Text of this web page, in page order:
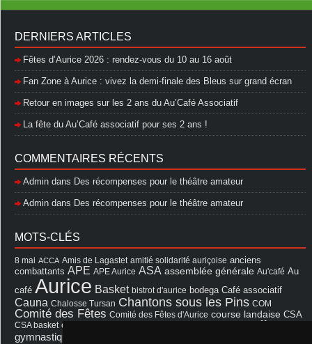
DERNIERS ARTICLES
Fêtes d’Aurice 2026 : rendez-vous du 10 au 16 août
Fan Zone à Aurice : vivez la demi-finale des Bleus sur grand écran
Retour en images sur les 2 ans du Au’Café Associatif
La fête du Au’Café associatif pour ses 2 ans !
COMMENTAIRES RÉCENTS
Admin dans Des récompenses pour le théâtre amateur
Admin dans Des récompenses pour le théâtre amateur
MOTS-CLÉS
8 mai ACCA Amis de Lagastet amitié solidarité auriçoise anciens
combattants APE APE Aurice ASA assemblée générale Au'café Au
café Aurice Basket bistrot d'aurice bodega Café associatif
Cauna Chalosse Tursan Chantons sous les Pins COM
Comité des Fêtes Comité des Fêtes d'Aurice course landaise CSA
CSA basket cérémonie
fêtes
gymnastique volontaire